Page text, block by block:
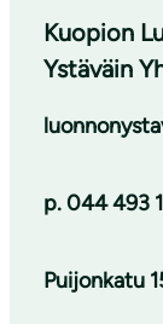
Kuopion
Ystäväin
p. 044 493
Puijonkatu